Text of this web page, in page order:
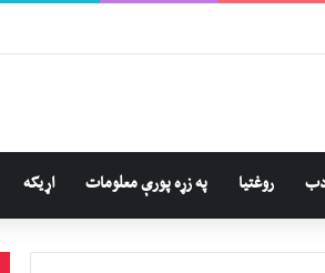
روغتيا په زړه پورې معلومات اړيکه